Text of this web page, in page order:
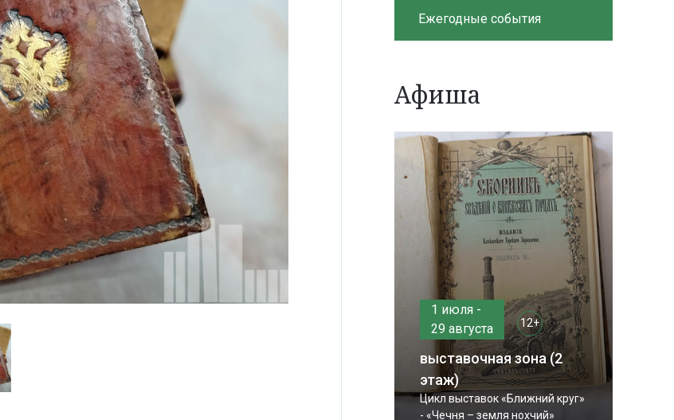
Ежегодные события
Афиша
1 июля -
29 августа
12+
выставочная зона (2
этаж)
Цикл выставок «Ближний круг»
- «Чечня – земля нохчий»